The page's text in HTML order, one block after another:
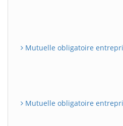
Mutuelle obligatoire
Mutuelle obligatoire